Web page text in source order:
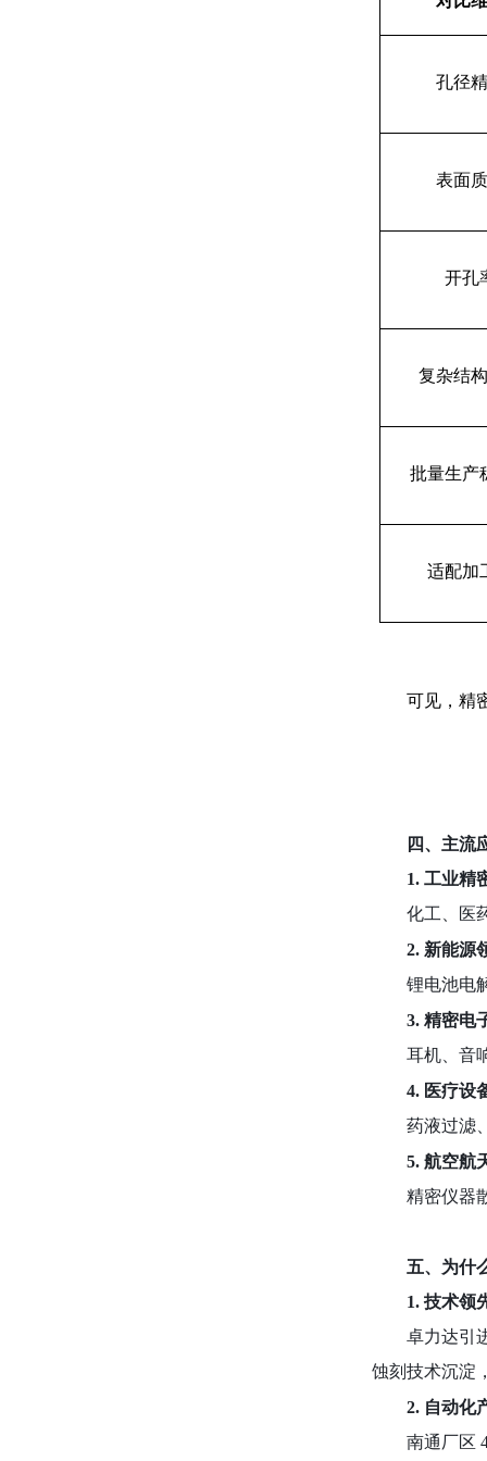
孔径
表面
开孔
复杂结
批量生产
适配加
可见，精
四、主流
1. 工业精
化工、医
2. 新能源
锂电池电
3. 精密电
耳机、音
4. 医疗设
药液过滤
5. 航空航
精密仪器
五、为什
1. 技术领
卓力达引
蚀刻技术沉淀
2. 自动化
南通厂区